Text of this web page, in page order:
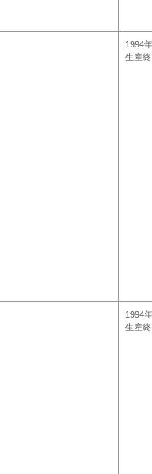
1994
生産終
1994
生産終